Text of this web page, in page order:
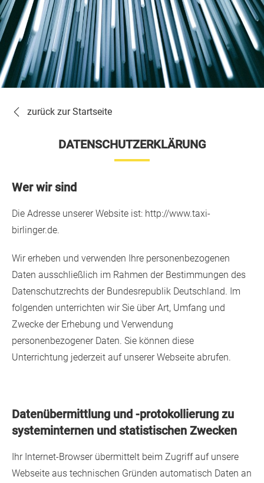
zurück zur Startseite
DATENSCHUTZERKLÄRUNG
Wer wir sind
Die Adresse unserer Website ist: http://www.taxi-
birlinger.de.
Wir erheben und verwenden Ihre personenbezogenen
Daten ausschließlich im Rahmen der Bestimmungen des
Datenschutzrechts der Bundesrepublik Deutschland. Im
folgenden unterrichten wir Sie über Art, Umfang und
Zwecke der Erhebung und Verwendung
personenbezogener Daten. Sie können diese
Unterrichtung jederzeit auf unserer Webseite abrufen.
Datenübermittlung und -protokollierung zu
systeminternen und statistischen Zwecken
Ihr Internet-Browser übermittelt beim Zugriff auf unsere
Webseite aus technischen Gründen automatisch Daten an